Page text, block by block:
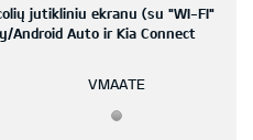
jutikliniu ekranu (su "WI-FI"
Android Auto ir Kia Connect
VMAATE